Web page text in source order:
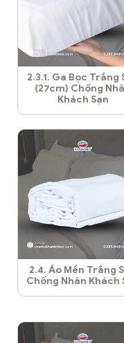
2.3.1. Ga Bọc Trắng
(27cm) Chống
Khách Sạn
2.4. Áo Mền Trắng
Chống Nhăn Khách